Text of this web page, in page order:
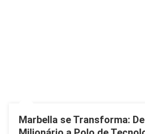
Marbella se Transforma: